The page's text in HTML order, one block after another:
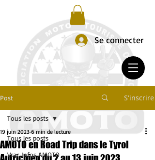
Se connecter
Post S'inscrire
Tous les posts
Vrac Infos AMOTO
Tous les posts
AMOTO en Road Trip dans le Tyrol
19 juin 2023 6 min de lecture